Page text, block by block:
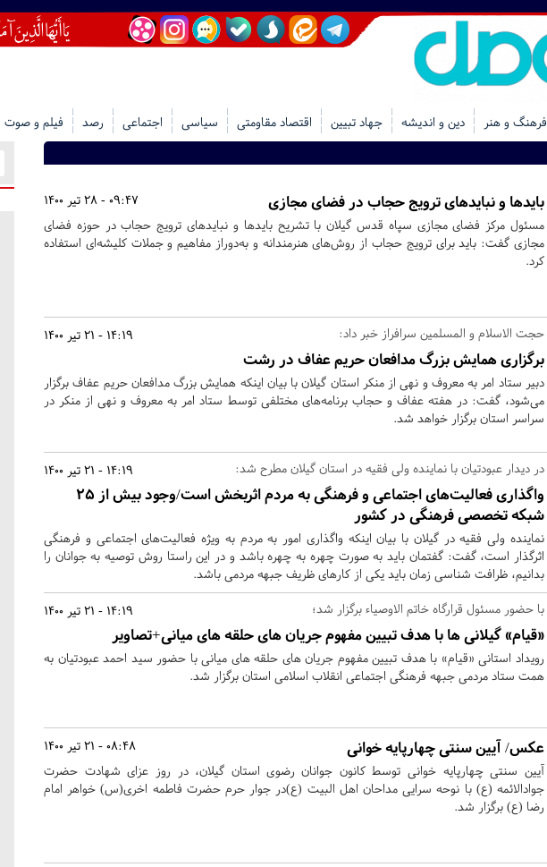
فرهنگ و هنر دین و اندیشه جهاد تبیین اقتصاد مقاومتی سیاسی اجتماعی رصد فیلم و صوت
09:47 - 28 تیر 1400 بایدها و نبایدهای ترویج حجاب در فضای مجازی
مسئول مرکز فضای مجازی سپاه قدس گیلان با تشریح بایدها و نبایدهای ترویج حجاب در حوزه فضای
مجازی گفت: باید برای ترویج حجاب از روش‌های هنرمندانه و به‌دوراز مفاهیم و جملات کلیشه‌ای استفاده
کرد.
14:19 - 21 تیر 1400 حجت الاسلام و المسلمین سرافراز خبر داد:
برگزاری همایش بزرگ مدافعان حریم عفاف در رشت
دبیر ستاد امر به معروف و نهی از منکر استان گیلان با بیان اینکه همایش بزرگ مدافعان حریم عفاف برگزار
می‌شود، گفت: در هفته عفاف و حجاب برنامه‌های مختلفی توسط ستاد امر به معروف و نهی از منکر در
سراسر استان برگزار خواهد شد.
14:19 - 21 تیر 1400 در دیدار عبودتیان با نماینده ولی فقیه در استان گیلان مطرح شد:
واگذاری فعالیت‌های اجتماعی و فرهنگی به مردم اثربخش است/وجود بیش از ۲۵
شبکه تخصصی فرهنگی در کشور
نماینده ولی فقیه در گیلان با بیان اینکه واگذاری امور به مردم به ویژه فعالیت‌های اجتماعی و فرهنگی
اثرگذار است، گفت: گفتمان باید به صورت چهره به چهره باشد و در این راستا روش توصیه به جوانان را
بدانیم، ظرافت شناسی زمان باید یکی از کارهای ظریف جبهه مردمی باشد.
14:19 - 21 تیر 1400 با حضور مسئول قرارگاه خاتم الاوصیاء برگزار شد؛
«قیام» گیلانی ها با هدف تبیین مفهوم جریان های حلقه های میانی+تصاویر
رویداد استانی «قیام» با هدف تبیین مفهوم جریان های حلقه های میانی با حضور سید احمد عبودتیان به
همت ستاد مردمی جبهه فرهنگی اجتماعی انقلاب اسلامی استان برگزار شد.
08:48 - 21 تیر 1400 عکس/ آیین سنتی چهارپایه‌ خوانی
آیین سنتی چهارپایه خوانی توسط کانون جوانان رضوی استان گیلان، در روز عزای شهادت حضرت
جوادالائمه (ع) با نوحه سرایی مداحان اهل البیت (ع)در جوار حرم حضرت فاطمه اخری(س) خواهر امام
رضا (ع) برگزار شد.